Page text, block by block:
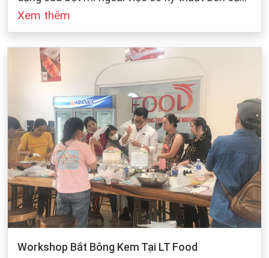
đó cũng dựa vào sự bảo quản của chúng ta khi
cách bảo quản chung cho các loại bột mì:
Xem thêm
Workshop Bắt Bông Kem Tại LT Food